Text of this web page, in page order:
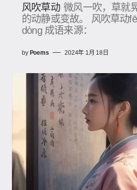
风吹草动 微风一吹，草就
的动静或变故。 风吹草动
dòng 成语来源：
by Poems 2024年 1月 18日